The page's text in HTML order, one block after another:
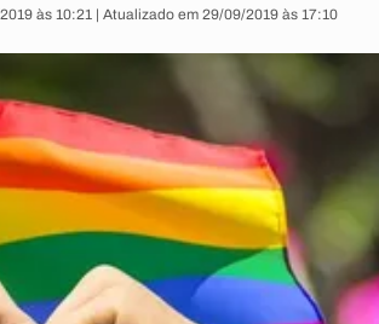
às 10:21 | Atualizado em 29/09/2019 às 17:10